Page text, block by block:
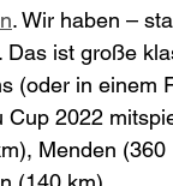
. Wir haben –
Das ist große
(oder in einem
Cup 2022
Menden